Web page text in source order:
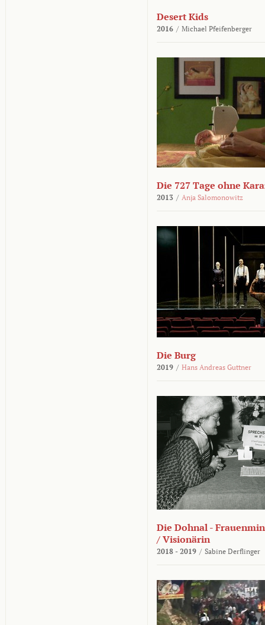
Desert Kids
2016 / Michael Pfeifenberger
Die 727 Tage ohne
2013 / Anja Salomonowitz
Die Burg
2019 / Hans Andreas Guttner
Die Dohnal -
/ Visionärin
2018 - 2019 / Sabine Derflinger